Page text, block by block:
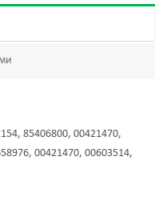
85406800, 00421470,
00421470, 00603514,